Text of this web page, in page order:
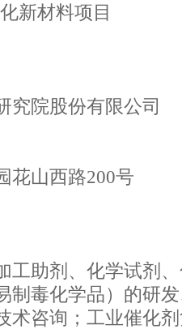
新材料项目
究院股份有限公司
花山西路200号
工助剂、化学试剂
制毒化学品）的研
术咨询；工业催化